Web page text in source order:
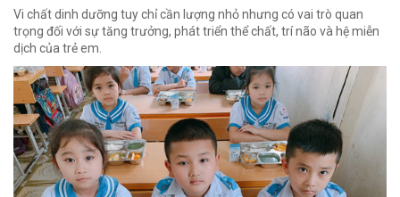
Vi chất dinh dưỡng tuy chỉ cần lượng nhỏ nhưng có vai trò quan
trọng đối với sự tăng trưởng, phát triển thể chất, trí não và hệ miễn
dịch của trẻ em.